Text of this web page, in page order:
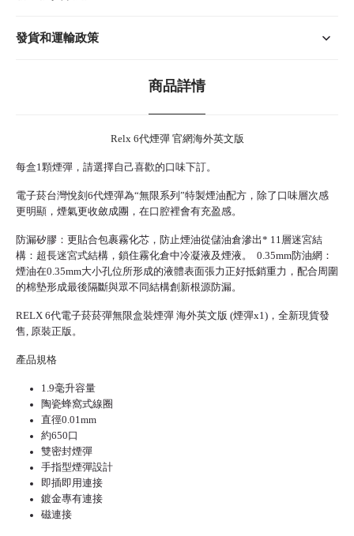
發貨和運輸政策
商品詳情
Relx 6代煙彈 官網海外英文版
每盒1顆煙彈，請選擇自己喜歡的口味下訂。
電子菸台灣悅刻6代煙彈為“無限系列”特製煙油配方，除了口味層次感
更明顯，煙氣更收斂成團，在口腔裡會有充盈感。
防漏矽膠：更貼合包裹霧化芯，防止煙油從儲油倉滲出* 11層迷宮結
構：超長迷宮式結構，鎖住霧化倉中冷凝液及煙液。 0.35mm防油網：
煙油在0.35mm大小孔位所形成的液體表面張力正好抵銷重力，配合周圍
的棉墊形成最後隔斷與眾不同結構創新根源防漏。
RELX 6代電子菸菸彈無限盒裝煙彈 海外英文版 (煙彈x1)，全新現貨發
售, 原裝正版。
產品規格
1.9毫升容量
陶瓷蜂窩式線圈
直徑0.01mm
約650口
雙密封煙彈
手指型煙彈設計
即插即用連接
鍍金專有連接
磁連接